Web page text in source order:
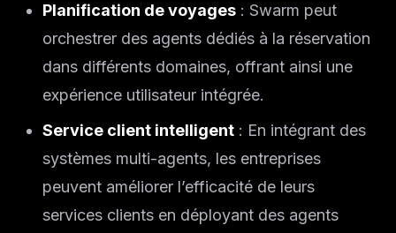
Planification de voyages : Swarm peut
orchestrer des agents dédiés à la réservation
dans différents domaines, offrant ainsi une
expérience utilisateur intégrée.
Service client intelligent : En intégrant des
systèmes multi-agents, les entreprises
peuvent améliorer l’efficacité de leurs
services clients en déployant des agents